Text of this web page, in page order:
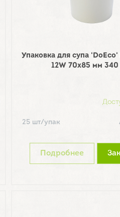
Упаковка для супа 'DoEco'
12W 70х85 мм
25 шт/упак
Подробнее